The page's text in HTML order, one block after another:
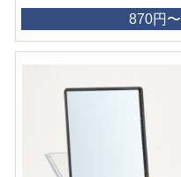
870円〜